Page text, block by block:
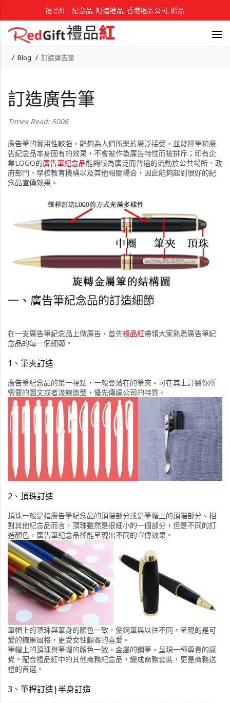
禮品紅 - 紀念品, 訂造禮品, 香港禮品公司, 贈品
Blog 訂造廣告筆
訂造廣告筆
Times Read: 5006
廣告筆的實用性較強，能夠為人們所樂於廣泛接受，並發揮筆和廣
告紀念品本身固有的效果，不會被作為廣告特性而被排斥；印有企
業LOGO的廣告筆紀念品能夠較為廣泛而普遍的流動於公共場所、政
府部門、學校教育機構以及其他相關場合，因此能夠起到很好的紀
念品宣傳效果。
一、廣告筆紀念品的訂造細節
在一支廣告筆紀念品上做廣告，首先禮品紅帶領大家熟悉廣告筆紀
念品的每一個細節。
1、筆夾訂造
廣告筆紀念品的第一視點，一般會落在的筆夾。可在其上訂製你所
需要的圖文或者流線造型，優先傳達公司的特質。
2、頂珠訂造
頂珠一般是指廣告筆紀念品的頂端部分或是筆帽上的頂端部分。相
對其他紀念品而言，頂珠雖然是很細小的一個部分，但是不同的訂
造顏色，廣告筆紀念品卻能呈現出不同的宣傳效果。
筆帽上的頂珠與筆身的顏色一致，使鋼筆與以往不同，呈現的是可
愛的糖果風格，更受女性顧客的喜愛。
筆帽上的頂珠與筆帽的顏色一致，金屬的鋼筆，呈現一種尊貴的感
覺。配合禮品紅中的其他商務紀念品，變成商務套裝，更是商務送
禮的首選。
3、筆桿訂造|半身訂造